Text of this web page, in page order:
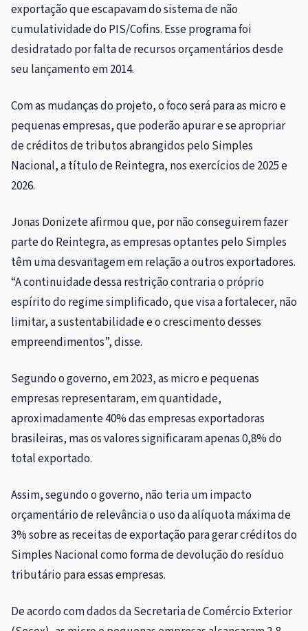
exportação que escapavam do sistema de não
cumulatividade do PIS/Cofins. Esse programa foi
desidratado por falta de recursos orçamentários desde
seu lançamento em 2014.
Com as mudanças do projeto, o foco será para as micro e
pequenas empresas, que poderão apurar e se apropriar
de créditos de tributos abrangidos pelo Simples
Nacional, a título de Reintegra, nos exercícios de 2025 e
2026.
Jonas Donizete afirmou que, por não conseguirem fazer
parte do Reintegra, as empresas optantes pelo Simples
têm uma desvantagem em relação a outros exportadores.
“A continuidade dessa restrição contraria o próprio
espírito do regime simplificado, que visa a fortalecer, não
limitar, a sustentabilidade e o crescimento desses
empreendimentos”, disse.
Segundo o governo, em 2023, as micro e pequenas
empresas representaram, em quantidade,
aproximadamente 40% das empresas exportadoras
brasileiras, mas os valores significaram apenas 0,8% do
total exportado.
Assim, segundo o governo, não teria um impacto
orçamentário de relevância o uso da alíquota máxima de
3% sobre as receitas de exportação para gerar créditos do
Simples Nacional como forma de devolução do resíduo
tributário para essas empresas.
De acordo com dados da Secretaria de Comércio Exterior